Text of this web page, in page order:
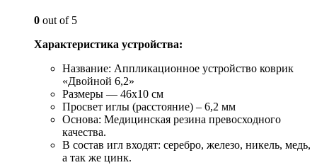
0 out of 5
Характеристика устройства:
Название: Аппликационное устройство коврик
«Двойной 6,2»
Размеры — 46х10 см
Просвет иглы (расстояние) – 6,2 мм
Основа: Медицинская резина превосходного
качества.
В состав игл входят: серебро, железо, никель, медь,
а так же цинк.